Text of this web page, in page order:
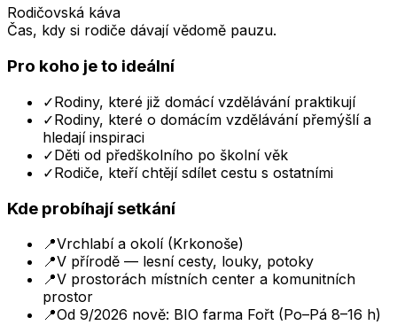
Rodičovská káva
Čas, kdy si rodiče dávají vědomě pauzu.
Pro koho je to ideální
✓Rodiny, které již domácí vzdělávání praktikují
✓Rodiny, které o domácím vzdělávání přemýšlí a
hledají inspiraci
✓Děti od předškolního po školní věk
✓Rodiče, kteří chtějí sdílet cestu s ostatními
Kde probíhají setkání
📍Vrchlabí a okolí (Krkonoše)
📍V přírodě — lesní cesty, louky, potoky
📍V prostorách místních center a komunitních
prostor
📍Od 9/2026 nově: BIO farma Fořt (Po–Pá 8–16 h)